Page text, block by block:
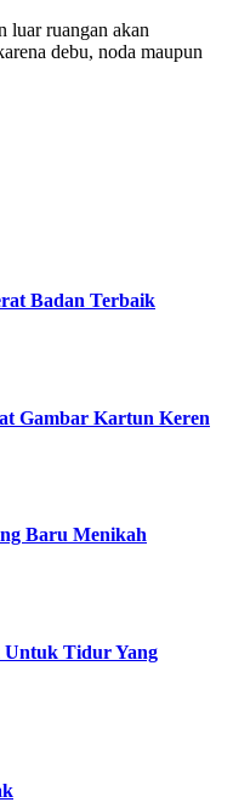
luar ruangan akan
debu, noda maupun
Badan Terbaik
Gambar Kartun Keren
Baru Menikah
Untuk Tidur Yang